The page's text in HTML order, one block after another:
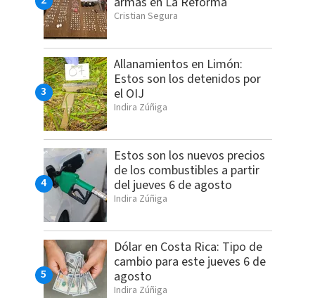
Cristian Segura
Allanamientos en Limón:
Estos son los detenidos por
el OIJ
Indira Zúñiga
Estos son los nuevos precios
de los combustibles a partir
del jueves 6 de agosto
Indira Zúñiga
Dólar en Costa Rica: Tipo de
cambio para este jueves 6 de
agosto
Indira Zúñiga